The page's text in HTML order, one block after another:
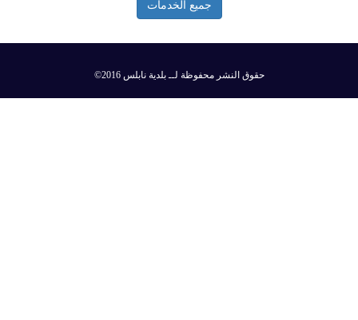
جميع الخدمات
©2016 حقوق النشر محفوظة لــ بلدية نابلس